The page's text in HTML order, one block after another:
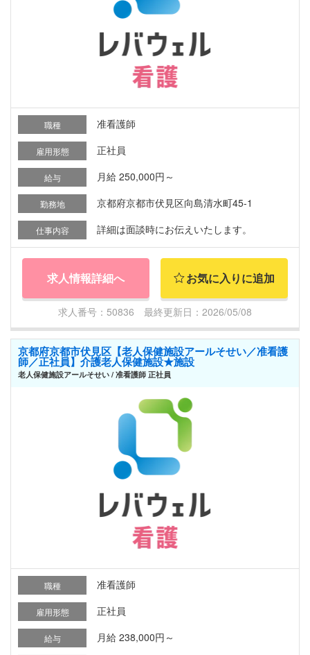
職種 准看護師
雇用形態 正社員
給与 月給 250,000円～
勤務地 京都府京都市伏見区向島清水町45-1
仕事内容 詳細は面談時にお伝えいたします。
求人情報詳細へ お気に入りに追加
求人番号：50836 最終更新日：2026/05/08
京都府京都市伏見区【老人保健施設アールそせい／准看護
師／正社員】介護老人保健施設★施設
老人保健施設アールそせい / 准看護師 正社員
職種 准看護師
雇用形態 正社員
給与 月給 238,000円～